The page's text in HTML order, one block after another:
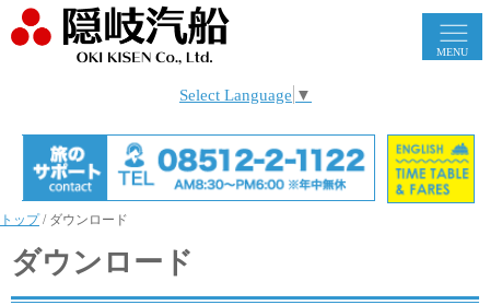
MENU
Select Language ▼
トップ/ ダウンロード
ダウンロード